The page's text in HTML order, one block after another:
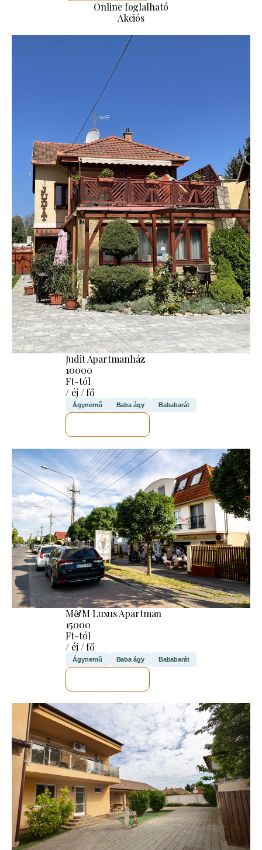
Online foglalható
Akciós
Judit Apartmanház
10000
Ft-tól
/ éj / fő
Ágynemű Baba ágy Bababarát
M&M Luxus Apartman
15000
Ft-tól
/ éj / fő
Ágynemű Baba ágy Bababarát